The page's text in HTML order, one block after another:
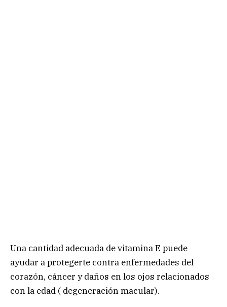
Una cantidad adecuada de vitamina E puede
ayudar a protegerte contra enfermedades del
corazón, cáncer y daños en los ojos relacionados
con la edad ( degeneración macular).